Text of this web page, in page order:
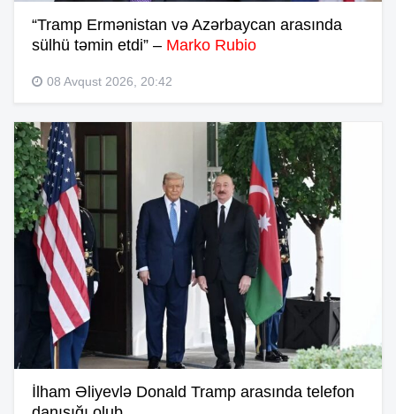
“Tramp Ermənistan və Azərbaycan arasında
sülhü təmin etdi” – Marko Rubio
08 Avqust 2026, 20:42
İlham Əliyevlə Donald Tramp arasında telefon